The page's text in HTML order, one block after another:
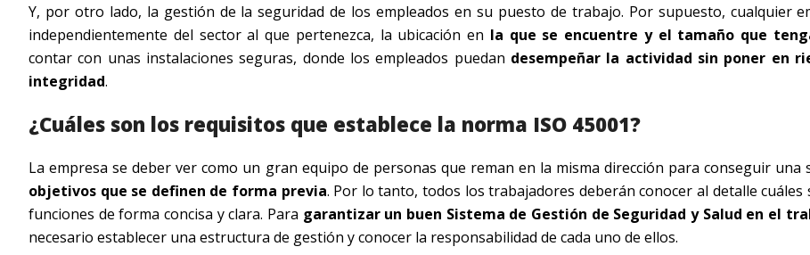
Y, por otro lado, la gestión de la seguridad de los empleados en su puesto de trabajo. Por supuesto, cualquier
independientemente del sector al que pertenezca, la ubicación en la que se encuentre y el tamaño que
contar con unas instalaciones seguras, donde los empleados puedan desempeñar la actividad sin poner en
integridad.
¿Cuáles son los requisitos que establece la norma ISO 45001?
La empresa se deber ver como un gran equipo de personas que reman en la misma dirección para conseguir una
objetivos que se definen de forma previa. Por lo tanto, todos los trabajadores deberán conocer al detalle cuáles
funciones de forma concisa y clara. Para garantizar un buen Sistema de Gestión de Seguridad y Salud en el
necesario establecer una estructura de gestión y conocer la responsabilidad de cada uno de ellos.